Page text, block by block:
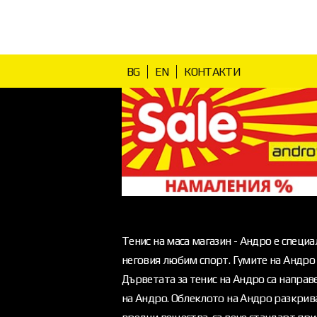
BG EN КОНТАКТИ
Тенис на маса магазин - Андро е
неговия любим спорт. Гумите на
Дърветата за тенис на Андро са
на Андро. Облеклото на Андро